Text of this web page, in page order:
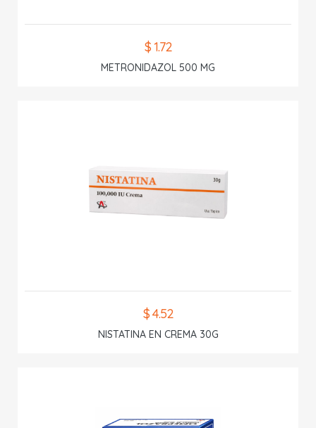
$ 1.72
METRONIDAZOL 500 MG
$ 4.52
NISTATINA EN CREMA 30G